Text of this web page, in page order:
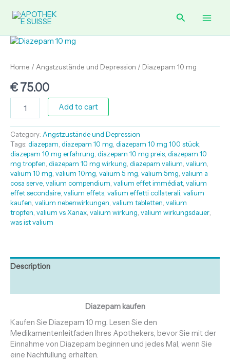
content
Search
Home / Angstzustände und Depression / Diazepam 10 mg
€75.00
Diazepam
quantity
Add to cart
Category: Angstzustände und Depression
Tags: diazepam diazepam 10 mg diazepam 10 mg 100 stück
diazepam 10 mg erfahrung diazepam 10 mg preis diazepam 10
mg tropfen diazepam 10 mg wirkung diazepam valium valium
valium 10 mg valium 10mg valium 5 mg valium 5mg valium a
cosa serve valium compendium valium effet immédiat valium
effet secondaire valium effets valium effetti collaterali valium
kaufen valium nebenwirkungen valium tabletten valium
tropfen valium vs Xanax valium wirkung valium wirkungsdauer
was ist valium
Description
Diazepam kaufen
Kaufen Sie Diazepam 10 mg. Lesen Sie den
Medikamentenleitfaden Ihres Apothekers, bevor Sie mit der
Einnahme von Diazepam beginnen und jedes Mal, wenn Sie
eine Nachfüllung erhalten.